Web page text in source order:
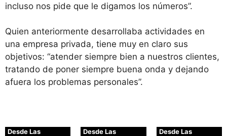
incluso nos pide que le digamos los números”.
Quien anteriormente desarrollaba actividades en
una empresa privada, tiene muy en claro sus
objetivos: “atender siempre bien a nuestros clientes,
tratando de poner siempre buena onda y dejando
afuera los problemas personales”.
Desde Las
Desde Las
Desde Las